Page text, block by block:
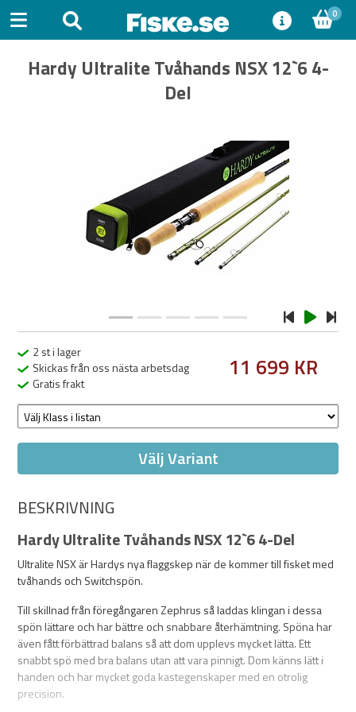
0
Hardy Ultralite Tvåhands NSX 12`6 4-
Del
2 st i lager
Skickas från oss nästa arbetsdag
Gratis frakt
11 699 KR
Välj Variant
BESKRIVNING
Hardy Ultralite Tvåhands NSX 12`6 4-Del
Ultralite NSX är Hardys nya flaggskep när de kommer till fisket med
tvåhands och Switchspön.
Till skillnad från föregångaren Zephrus så laddas klingan i dessa
spön lättare och har bättre och snabbare återhämtning. Spöna har
även fått förbättrad balans så att dom upplevs mycket lätta. Ett
snabbt spö med bra balans utan att vara pinnigt. Dom känns lätt i
handen och har mycket goda kastegenskaper med en otrolig
precision.